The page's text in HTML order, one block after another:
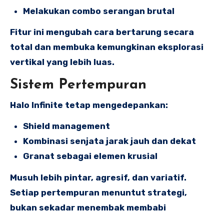
Melakukan combo serangan brutal
Fitur ini mengubah cara bertarung secara
total dan membuka kemungkinan eksplorasi
vertikal yang lebih luas.
Sistem Pertempuran
Halo Infinite tetap mengedepankan:
Shield management
Kombinasi senjata jarak jauh dan dekat
Granat sebagai elemen krusial
Musuh lebih pintar, agresif, dan variatif.
Setiap pertempuran menuntut strategi,
bukan sekadar menembak membabi